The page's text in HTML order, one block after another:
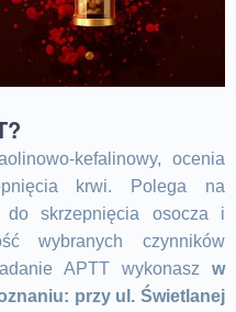
kefalinowy, ocenia
krwi. Polega na
do skrzepnięcia osocza i
wybranych czynników
APTT wykonasz w
przy ul. Świetlanej